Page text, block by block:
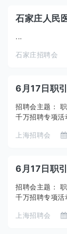
...
石家庄招聘会
招聘会主题：
千万招聘专项
上海招聘会
招聘会主题：
千万招聘专项
上海招聘会